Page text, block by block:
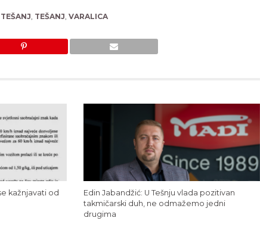
, TEŠANJ, VARALICA
kažnjavati od
Edin Jabandžić: U Tešnju vlada pozitivan
takmičarski duh, ne odmažemo jedni
drugima